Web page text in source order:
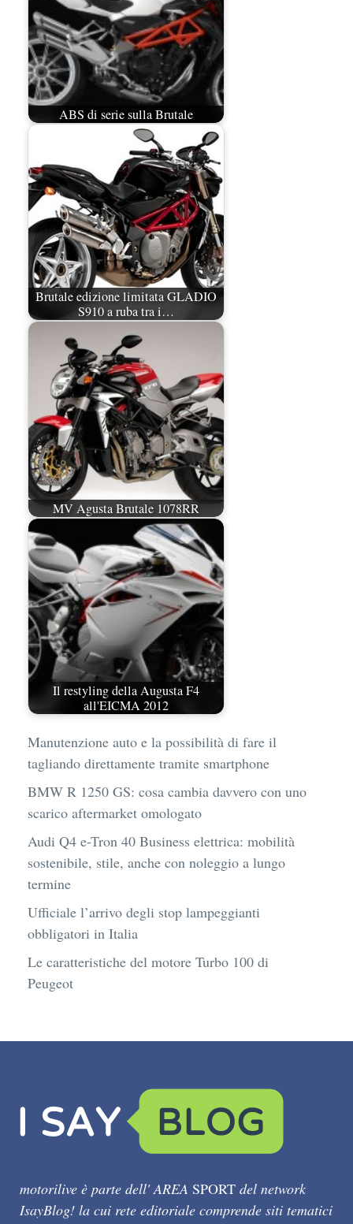
ABS di serie sulla Brutale
Brutale edizione limitata GLADIO
S910 a ruba tra i…
MV Agusta Brutale 1078RR
Il restyling della Augusta F4
all'EICMA 2012
Manutenzione auto e la possibilità di fare il
tagliando direttamente tramite smartphone
BMW R 1250 GS: cosa cambia davvero con uno
scarico aftermarket omologato
Audi Q4 e-Tron 40 Business elettrica: mobilità
sostenibile, stile, anche con noleggio a lungo
termine
Ufficiale l’arrivo degli stop lampeggianti
obbligatori in Italia
Le caratteristiche del motore Turbo 100 di
Peugeot
motorilive è parte dell' AREA SPORT del network
IsayBlog! la cui rete editoriale comprende siti tematici